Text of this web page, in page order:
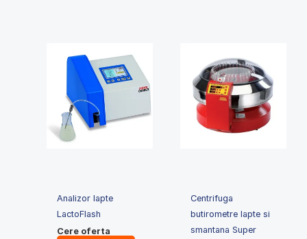
Analizor lapte
LactoFlash
Cere oferta
Centrifuga
butirometre lapte si
smantana Super